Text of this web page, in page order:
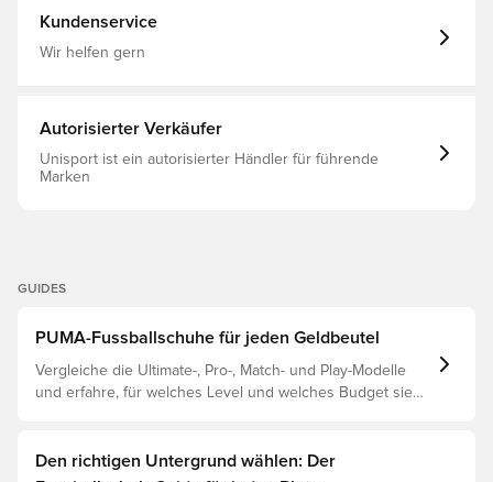
Synthetic; Lining: Synthetic; Insole: Textile; Outsole:
Kundenservice
Wir helfen gern
Autorisierter Verkäufer
Unisport ist ein autorisierter Händler für führende
Marken
GUIDES
PUMA-Fussballschuhe für jeden Geldbeutel
Vergleiche die Ultimate-, Pro-, Match- und Play-Modelle
und erfahre, für welches Level und welches Budget sie
Den richtigen Untergrund wählen: Der